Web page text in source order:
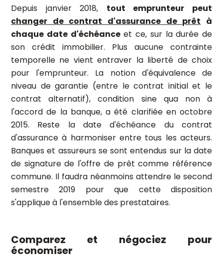
Depuis janvier 2018, tout emprunteur peut
changer de contrat d'assurance de prêt à
chaque date d'échéanceet ce, sur la durée de
son crédit immobilier. Plus aucune contrainte
temporelle ne vient entraver la liberté de choix
pour l'emprunteur. La notion d'équivalence de
niveau de garantie (entre le contrat initial et le
contrat alternatif), condition sine qua non à
l'accord de la banque, a été clarifiée en octobre
2015. Reste la date d'échéance du contrat
d'assurance à harmoniser entre tous les acteurs.
Banques et assureurs se sont entendus sur la date
de signature de l'offre de prêt comme référence
commune. Il faudra néanmoins attendre le second
semestre 2019 pour que cette disposition
s'applique à l'ensemble des prestataires.
Comparez et négociez pour
économiser